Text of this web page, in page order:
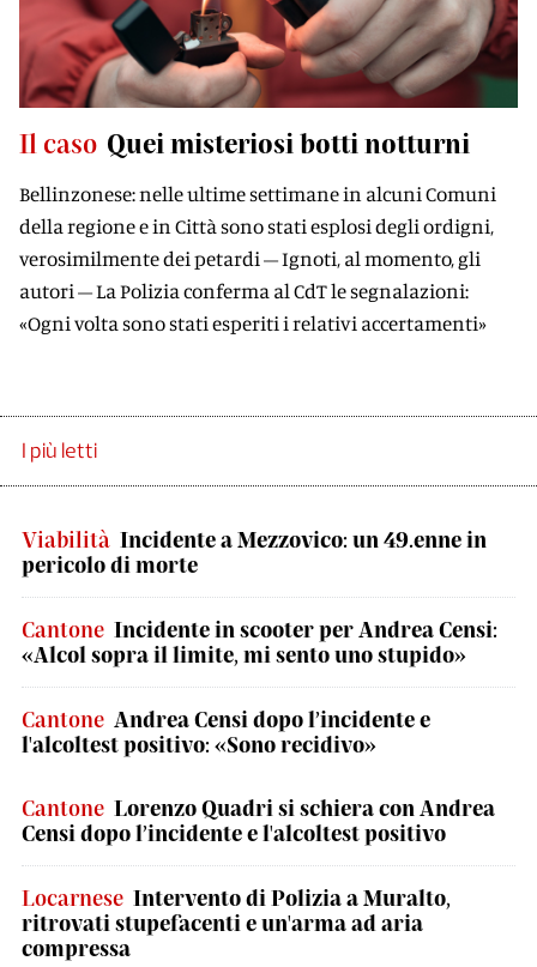
Il caso Quei misteriosi botti notturni
Bellinzonese: nelle ultime settimane in alcuni Comuni
della regione e in Città sono stati esplosi degli ordigni,
verosimilmente dei petardi – Ignoti, al momento, gli
autori – La Polizia conferma al CdT le segnalazioni:
«Ogni volta sono stati esperiti i relativi accertamenti»
I più letti
Viabilità Incidente a Mezzovico: un 49.enne in
pericolo di morte
Cantone Incidente in scooter per Andrea Censi:
«Alcol sopra il limite, mi sento uno stupido»
Cantone Andrea Censi dopo l’incidente e
l'alcoltest positivo: «Sono recidivo»
Cantone Lorenzo Quadri si schiera con Andrea
Censi dopo l’incidente e l'alcoltest positivo
Locarnese Intervento di Polizia a Muralto,
ritrovati stupefacenti e un'arma ad aria
compressa